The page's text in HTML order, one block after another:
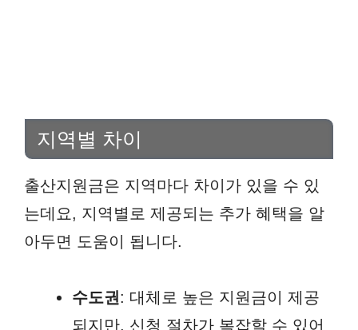
지역별 차이
출산지원금은 지역마다 차이가 있을 수 있
는데요, 지역별로 제공되는 추가 혜택을 알
아두면 도움이 됩니다.
수도권 : 대체로 높은 지원금이 제공
되지만, 신청 절차가 복잡할 수 있어